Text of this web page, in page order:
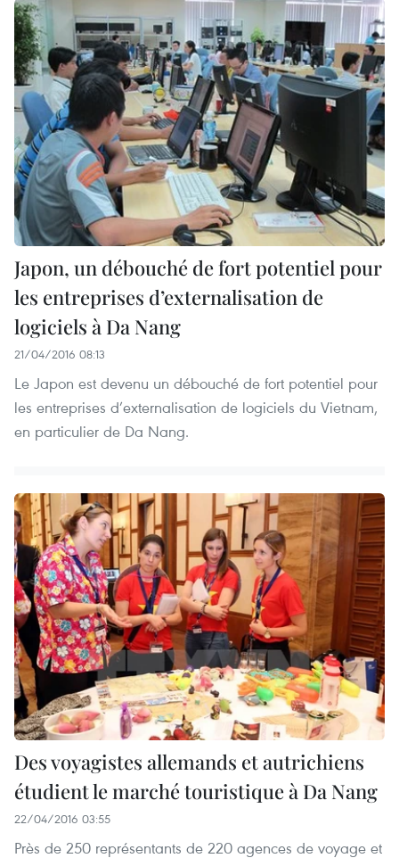
Japon, un débouché de fort potentiel pour
les entreprises d’externalisation de
logiciels à Da Nang
21/04/2016 08:13
Le Japon est devenu un débouché de fort potentiel pour
les entreprises d’externalisation de logiciels du Vietnam,
en particulier de Da Nang.
Des voyagistes allemands et autrichiens
étudient le marché touristique à Da Nang
22/04/2016 03:55
Près de 250 représentants de 220 agences de voyage et